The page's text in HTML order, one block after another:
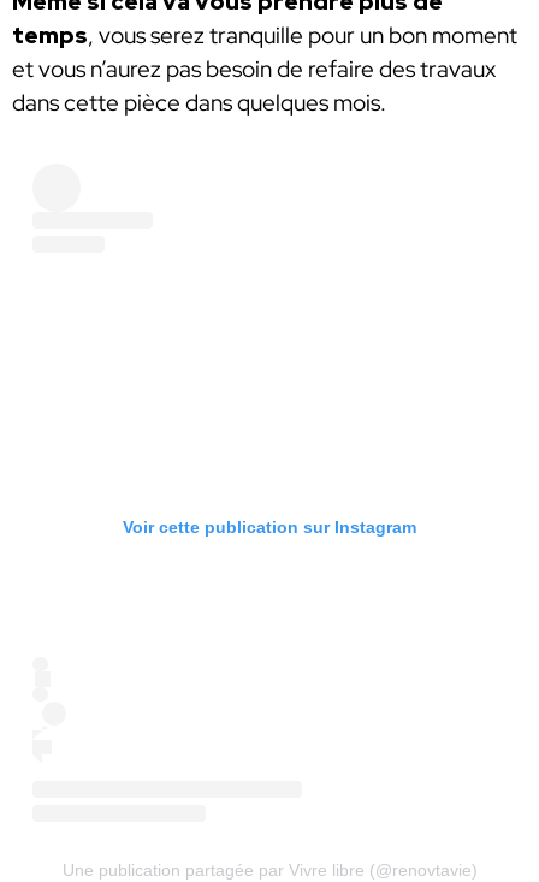
temps, vous serez tranquille pour un bon moment
et vous n’aurez pas besoin de refaire des travaux
dans cette pièce dans quelques mois.
Voir cette publication sur Instagram
Une publication partagée par Vivre libre (@renovtavie)